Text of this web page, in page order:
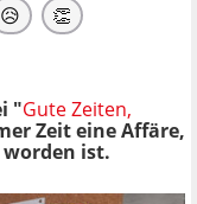
😥 👏
"Gute Zeiten,
Zeit eine Affäre,
worden ist.